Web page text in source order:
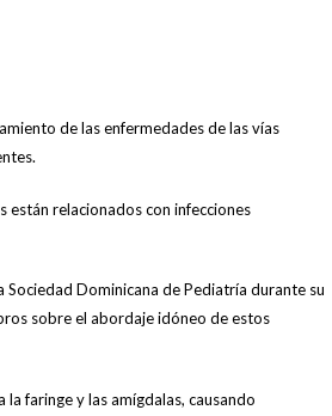
de las enfermedades de las vías
están relacionados con infecciones
Dominicana de Pediatría durante su
sobre el abordaje idóneo de estos
faringe y las amígdalas, causando